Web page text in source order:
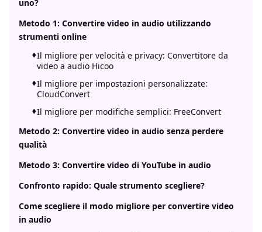
uno?
Metodo 1: Convertire video in audio utilizzando
strumenti online
Il migliore per velocità e privacy: Convertitore da
video a audio Hicoo
Il migliore per impostazioni personalizzate:
CloudConvert
Il migliore per modifiche semplici: FreeConvert
Metodo 2: Convertire video in audio senza perdere
qualità
Metodo 3: Convertire video di YouTube in audio
Confronto rapido: Quale strumento scegliere?
Come scegliere il modo migliore per convertire video
in audio